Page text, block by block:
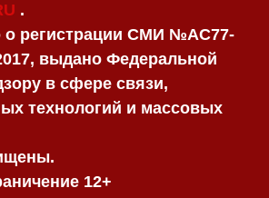
.
о регистрации СМИ №AC77-
выдано Федеральной
в сфере связи,
технологий и массовых
12+